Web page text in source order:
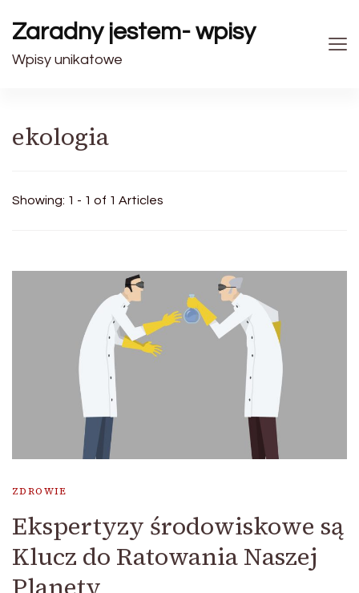
Zaradny jestem- wpisy
Wpisy unikatowe
ekologia
Showing: 1 - 1 of 1 Articles
ZDROWIE
Ekspertyzy środowiskowe są
Klucz do Ratowania Naszej